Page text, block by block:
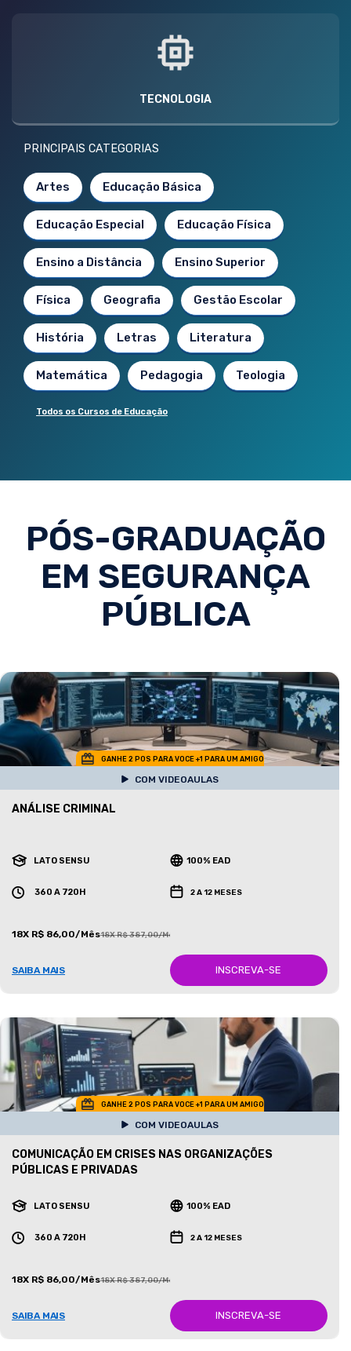
TECNOLOGIA
PRINCIPAIS CATEGORIAS
Artes Educação Básica
Educação Especial Educação Física
Ensino a Distância Ensino Superior
Física Geografia Gestão Escolar
História Letras Literatura
Matemática Pedagogia Teologia
Todos os Cursos de Educação
PÓS-GRADUAÇÃO
EM SEGURANÇA
PÚBLICA
GANHE 2 POS PARA VOCE +1 PARA UM AMIGO
COM VIDEOAULAS
ANÁLISE CRIMINAL
LATO SENSU 100% EAD
360 A 720H 2 A 12 MESES
18X R$ 86,00/Mês18X R$ 387,00/Mês
SAIBA MAIS INSCREVA-SE
GANHE 2 POS PARA VOCE +1 PARA UM AMIGO
COM VIDEOAULAS
COMUNICAÇÃO EM CRISES NAS ORGANIZAÇÕES
PÚBLICAS E PRIVADAS
LATO SENSU 100% EAD
360 A 720H 2 A 12 MESES
18X R$ 86,00/Mês18X R$ 387,00/Mês
SAIBA MAIS INSCREVA-SE